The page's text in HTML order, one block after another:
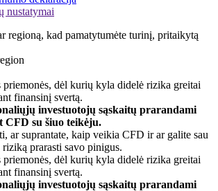
nustatymai
regioną, kad pamatytumėte turinį, pritaikytą
dėl kurių kyla didelė rizika greitai
finansinį svertą.
investuotojų sąskaitų prarandami
su šiuo teikėju.
ar suprantate, kaip veikia CFD ir ar galite sau
prarasti savo pinigus.
dėl kurių kyla didelė rizika greitai
finansinį svertą.
investuotojų sąskaitų prarandami